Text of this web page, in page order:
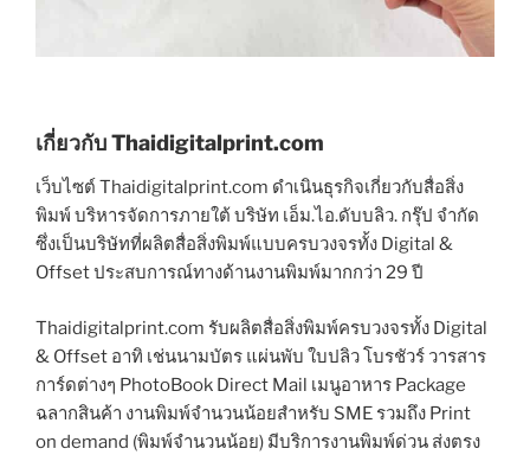
เกี่ยวกับ Thaidigitalprint.com
เว็บไซต์ Thaidigitalprint.com ดำเนินธุรกิจเกี่ยวกับสื่อสิ่ง
พิมพ์ บริหารจัดการภายใต้ บริษัท เอ็ม.ไอ.ดับบลิว. กรุ๊ป จำกัด
ซึ่งเป็นบริษัทที่ผลิตสื่อสิ่งพิมพ์แบบครบวงจรทั้ง Digital &
Offset ประสบการณ์ทางด้านงานพิมพ์มากกว่า 29 ปี
Thaidigitalprint.com รับผลิตสื่อสิ่งพิมพ์ครบวงจรทั้ง Digital
& Offset อาทิ เช่นนามบัตร แผ่นพับ ใบปลิว โบรชัวร์ วารสาร
การ์ดต่างๆ PhotoBook Direct Mail เมนูอาหาร Package
ฉลากสินค้า งานพิมพ์จำนวนน้อยสำหรับ SME รวมถึง Print
on demand (พิมพ์จำนวนน้อย) มีบริการงานพิมพ์ด่วน ส่งตรง